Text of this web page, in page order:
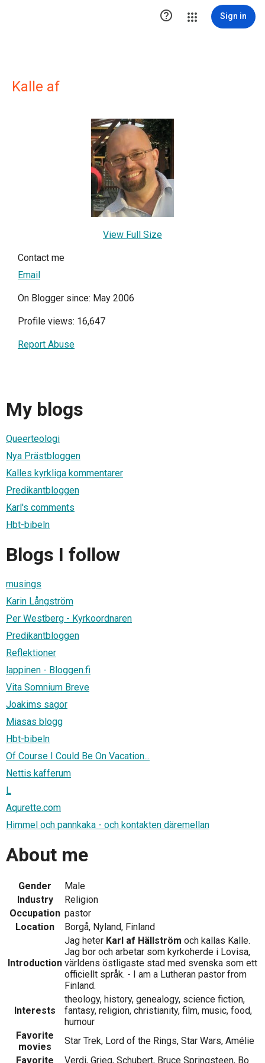
 Sign in
Kalle af
View Full Size
Contact me
Email
On Blogger since: May 2006
Profile views: 16,647
Report Abuse
My blogs
Queerteologi
Nya Prästbloggen
Kalles kyrkliga kommentarer
Predikantbloggen
Karl's comments
Hbt-bibeln
Blogs I follow
musings
Karin Långström
Per Westberg - Kyrkoordnaren
Predikantbloggen
Reflektioner
lappinen - Bloggen.fi
Vita Somnium Breve
Joakims sagor
Miasas blogg
Hbt-bibeln
Of Course I Could Be On Vacation...
Nettis kafferum
L
Aqurette.com
Himmel och pannkaka - och kontakten däremellan
About me
Gender
Male
Industry
Religion
Occupation pastor
Location
Borgå, Nyland, Finland
Introduction
Jag heter Karl af Hällström och kallas Kalle.
Jag bor och arbetar som kyrkoherde i Lovisa,
världens östligaste stad med svenska som ett
officiellt språk. - I am a Lutheran pastor from
Finland.
Interests
theology, history, genealogy, science fiction,
fantasy, religion, christianity, film, music, food,
humour
Favorite
movies
Star Trek, Lord of the Rings, Star Wars, Amélie
Favorite
Verdi, Grieg, Schubert, Bruce Springsteen, Bo